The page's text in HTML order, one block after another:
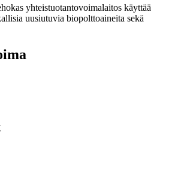
yhteistuotantovoimalaitos käyttää
uusiutuvia biopolttoaineita sekä